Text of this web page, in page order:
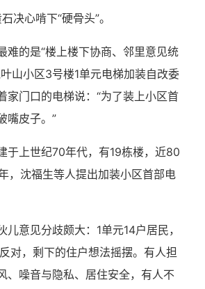
决心啃下“硬骨头”。
难的是“楼上楼下协商、邻里意见统
山小区3号楼1单元电梯加装自改委
家门口的电梯说：“为了装上小区首
嘴皮子。”
于上世纪70年代，有19栋楼，近80
，沈福生等人提出加装小区首部电
儿意见分歧颇大：1单元14户居民，
对，剩下的住户想法摇摆。有人担
、噪音与隐私、居住安全，有人不